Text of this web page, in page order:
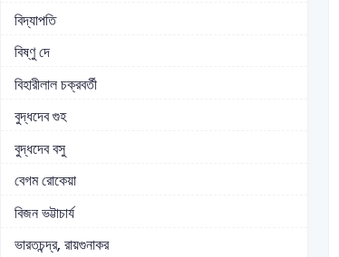
বিদ্যাপতি
বিষ্ণু দে
বিহারীলাল চক্রবর্তী
বুদ্ধদেব গুহ
বুদ্ধদেব বসু
বেগম রোকেয়া
বিজন ভট্টাচার্য
ভারতচন্দ্র, রায়গুনাকর